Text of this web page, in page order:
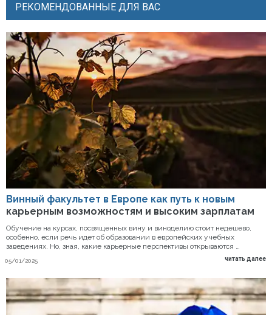
РЕКОМЕНДОВАННЫЕ ДЛЯ ВАС
Винный факультет в Европе как путь к новым
карьерным возможностям и высоким зарплатам
05/01/2025
Обучение на курсах, посвященных вину и виноделию стоит недешево,
особенно, если речь идет об образовании в европейских учебных
заведениях. Но, зная, какие карьерные перспективы открываются …
читать далее